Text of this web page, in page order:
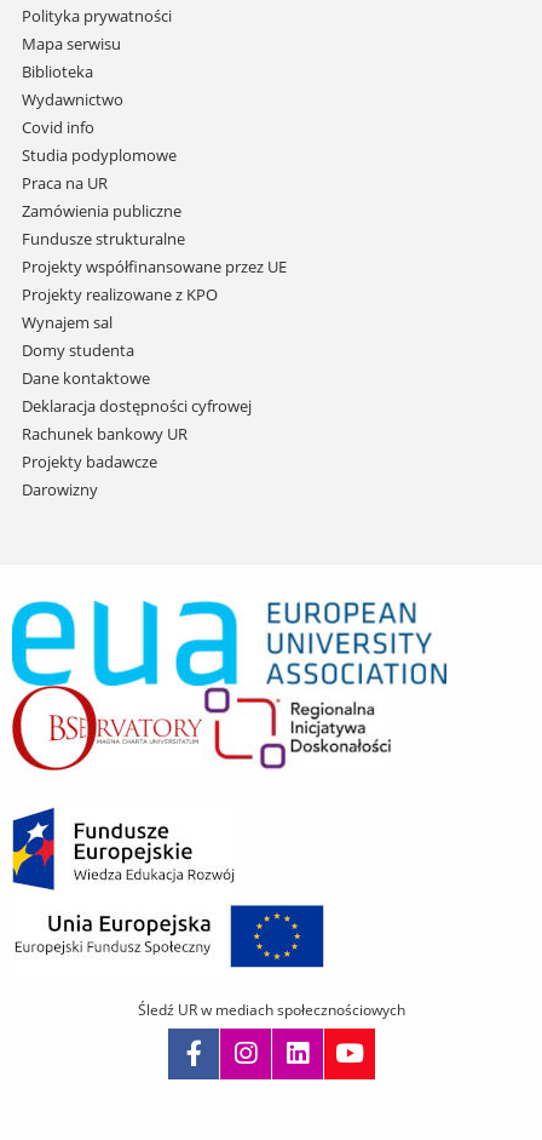
Pomiń
nawigację
i
przejdź
do
treści
Polityka prywatności
Mapa serwisu
Biblioteka
Wydawnictwo
Covid info
Studia podyplomowe
Praca na UR
Zamówienia publiczne
Fundusze strukturalne
Projekty współfinansowane przez UE
Projekty realizowane z KPO
Wynajem sal
Domy studenta
Dane kontaktowe
Deklaracja dostępności cyfrowej
Rachunek bankowy UR
Projekty badawcze
Darowizny
Śledź UR w mediach społecznościowych